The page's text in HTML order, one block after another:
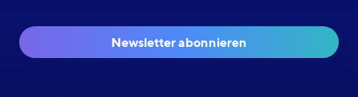
Newsletter abonnieren